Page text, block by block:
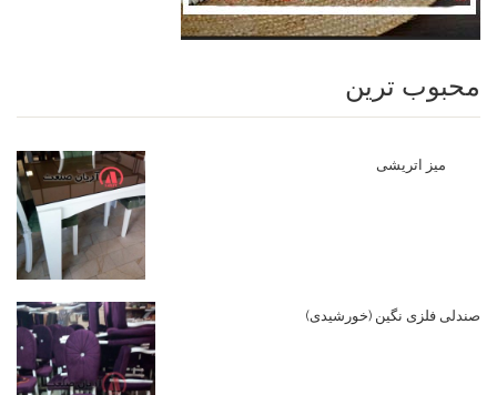
محبوب ترین
میز اتریشی
صندلی فلزی نگین (خورشیدی)